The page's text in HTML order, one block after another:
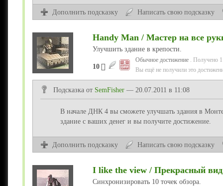
Дополнить подсказку Написать свою подсказку
Handy Man / Мастер на все
Улучшить здание в крепости.
10
Обычное достижение . Получено
Вы ещё не получили это
Подсказка от SemFisher — 20.07.2011 в 11:08
В начале ДНК 4 вы сможете улучшать здания в
здание с ваших денег и вы получите достижение.
Дополнить подсказку Написать свою подсказку
I like the view / Прекрасный вид
Синхронизировать 10 точек обзора.